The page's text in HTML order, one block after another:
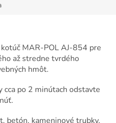
MAR-POL AJ-854 pre
až stredne tvrdého
hmôt.
cca po 2 minútach odstavte
betón, kameninové trubky,